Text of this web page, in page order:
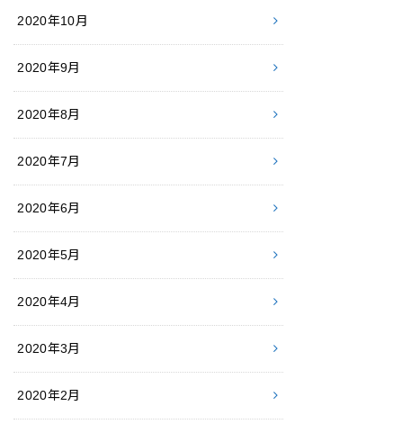
2020年10月
2020年9月
2020年8月
2020年7月
2020年6月
2020年5月
2020年4月
2020年3月
2020年2月